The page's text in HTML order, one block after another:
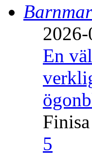
En
Finisa
5